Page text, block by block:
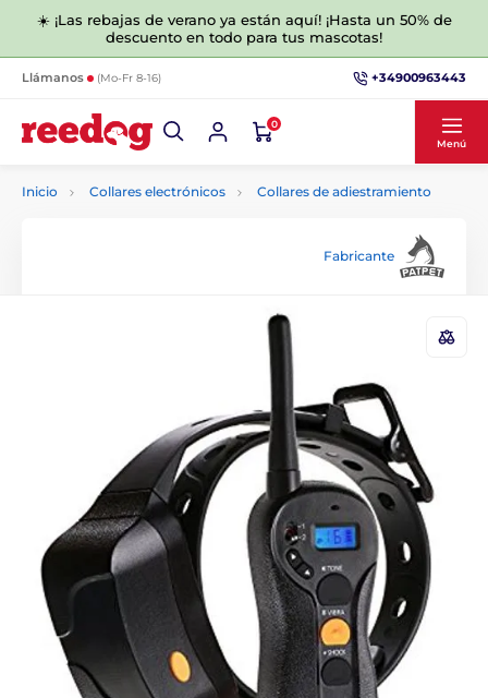
☀️ ¡Las rebajas de verano ya están aquí! ¡Hasta un 50% de
descuento en todo para tus mascotas!
Llámanos (Mo-Fr 8-16) +34900963443
0
Menú
Inicio Collares electrónicos Collares de adiestramiento
Fabricante